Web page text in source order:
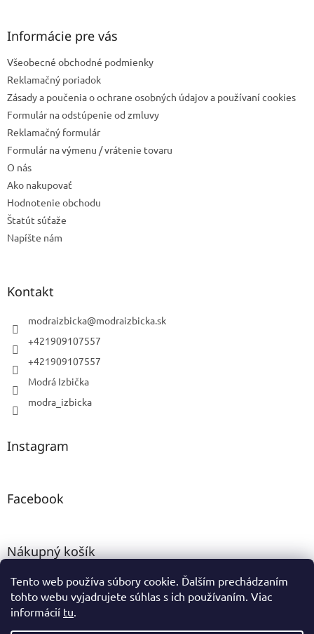
Tento web používa súbory cookie. Ďalším prechádzaním
tohto webu vyjadrujete súhlas s ich používaním. Viac
informácií tu.
Informácie pre vás
Všeobecné obchodné podmienky
Reklamačný poriadok
Zásady a poučenia o ochrane osobných údajov a používaní cookies
Formulár na odstúpenie od zmluvy
Reklamačný formulár
Formulár na výmenu / vrátenie tovaru
O nás
Ako nakupovať
Hodnotenie obchodu
Štatút súťaže
Napíšte nám
Kontakt
modraizbicka@modraizbicka.sk
+421909107557
+421909107557
Modrá Izbička
modra_izbicka
Instagram
Facebook
Nákupný košík
0 KS /0 €